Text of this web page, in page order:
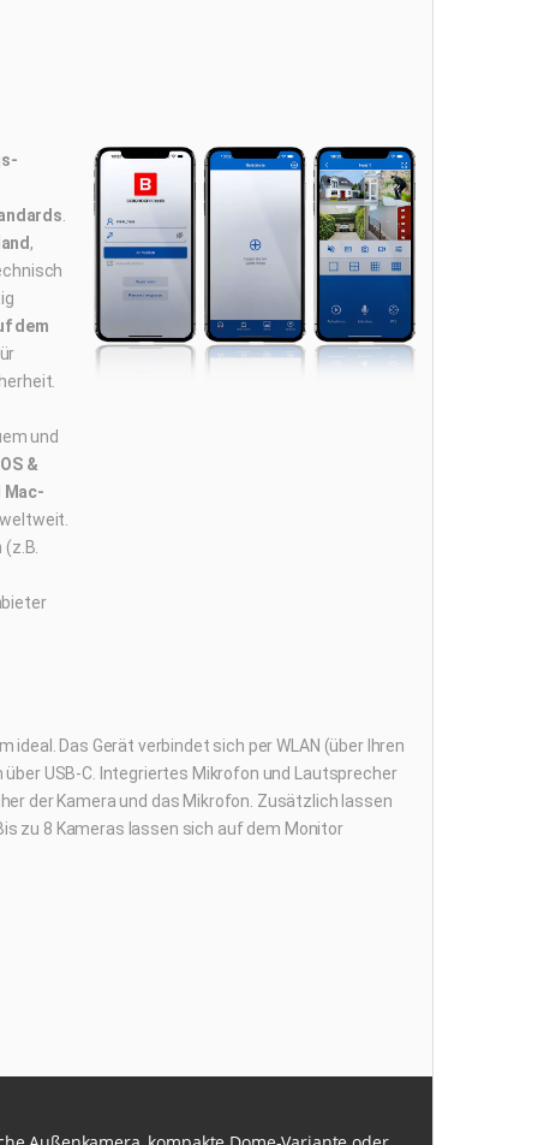
,
dem
und
&
Mac-
Das Gerät verbindet sich per WLAN (über Ihren
USB-C. Integriertes Mikrofon und Lautsprecher
der Kamera und das Mikrofon. Zusätzlich lassen
zu 8 Kameras lassen sich auf dem Monitor